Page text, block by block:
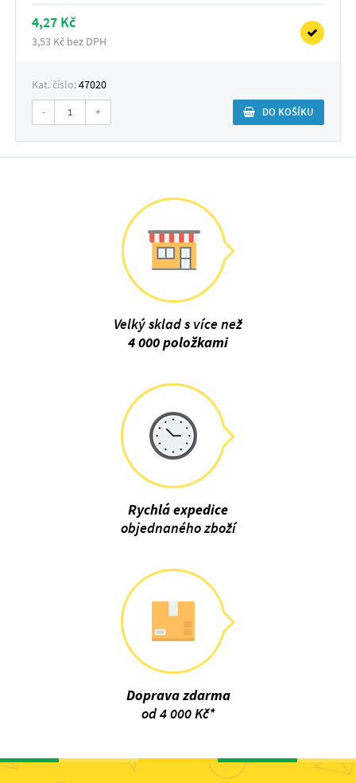
4,27 Kč
3,53 Kč bez DPH
Kat. číslo:47020
- + DO KOŠÍKU
Velký sklad s více než
4 000 položkami
Rychlá expedice
objednaného zboží
Doprava zdarma
od 4 000 Kč*